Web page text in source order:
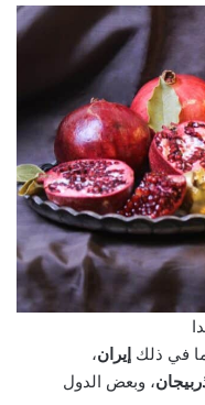
إيران،
، وبعض الدول